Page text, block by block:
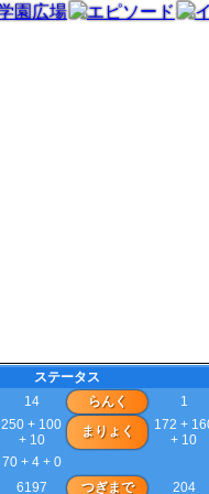
ステータス
14 らんく
1
250 + 100
+ 10
まりょく
172 +
+ 10
70 + 4 + 0
6197 つぎまで 204